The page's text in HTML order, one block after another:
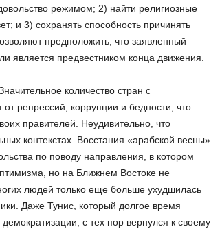
режимом; 2) найти религиозные
и 3) сохранять способность причинять
предположить, что заявленный
является предвестником конца движения.
количество стран с
репрессий, коррупции и бедности, что
правителей. Неудивительно, что
контекстах. Восстания «арабской весны»
по поводу направления, в котором
но на Ближнем Востоке не
людей только еще больше ухудшилась
Даже Тунис, который долгое время
с тех пор вернулся к своему